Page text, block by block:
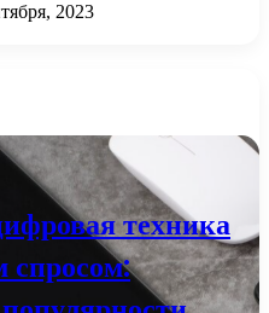
2023
техника
спросом: